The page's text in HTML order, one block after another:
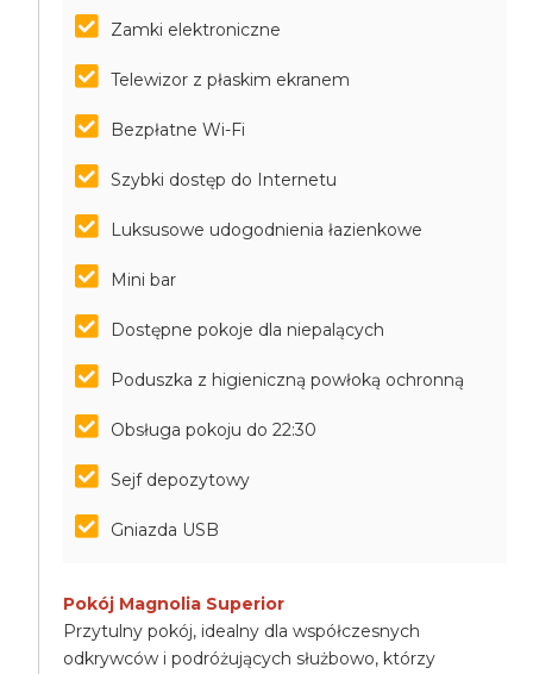
Zamki elektroniczne
Telewizor z płaskim ekranem
Bezpłatne Wi-Fi
Szybki dostęp do Internetu
Luksusowe udogodnienia łazienkowe
Mini bar
Dostępne pokoje dla niepalących
Poduszka z higieniczną powłoką ochronną
Obsługa pokoju do 22:30
Sejf depozytowy
Gniazda USB
Pokój Magnolia Superior
Przytulny pokój, idealny dla współczesnych
odkrywców i podróżujących służbowo, którzy